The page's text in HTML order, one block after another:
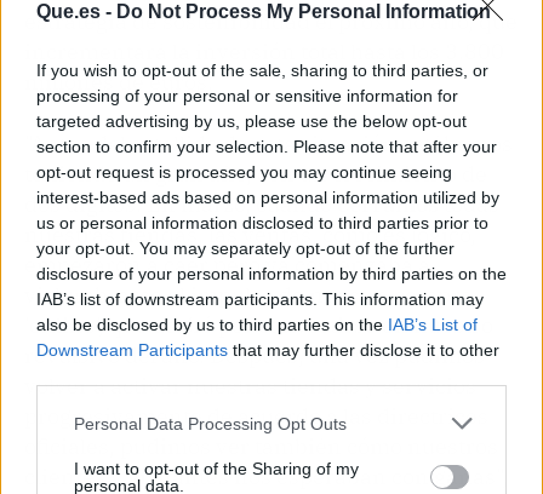
Que.es - Do Not Process My Personal Information
If you wish to opt-out of the sale, sharing to third parties, or
processing of your personal or sensitive information for
targeted advertising by us, please use the below opt-out
section to confirm your selection. Please note that after your
opt-out request is processed you may continue seeing
interest-based ads based on personal information utilized by
us or personal information disclosed to third parties prior to
your opt-out. You may separately opt-out of the further
disclosure of your personal information by third parties on the
IAB’s list of downstream participants. This information may
also be disclosed by us to third parties on the IAB’s List of
Downstream Participants that may further disclose it to other
Personal Data Processing Opt Outs
I want to opt-out of the Sharing of my
personal data.
estrategia de sostenibilidad el próximo año, que
millones de euros.
"Antes del estallido de esta situación estábamos
teniendo un gran año, con un crecimiento de
dos dígitos. En marzo, cuandocerramostodas
nuestras tiendas, las ventas, como es lógico,
empezaron a caer pero ya comenzaba a
vislumbrarse el impulso de nuestra compra
'online', que acabó por convertirse en nuestro
revulsivo del año. Después, una vez pudimos
volver a activar nuestras tiendas y servicios
progresivamente de acuerdo a las directrices
clientes y visitantes nos esperaban con ganas",